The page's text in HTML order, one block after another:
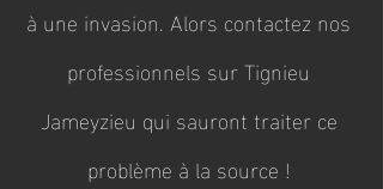
à une invasion. Alors contactez nos
professionnels sur Tignieu
Jameyzieu qui sauront traiter ce
problème à la source !